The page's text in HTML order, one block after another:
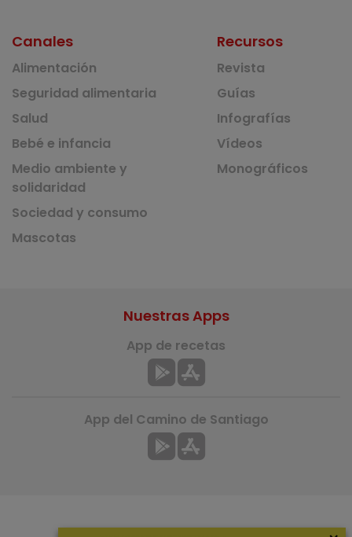
Canales
Alimentación
Seguridad alimentaria
Salud
Bebé e infancia
Medio ambiente y
solidaridad
Sociedad y consumo
Mascotas
Recursos
Revista
Guías
Infografías
Vídeos
Monográficos
Nuestras Apps
App de recetas
App del Camino de Santiago